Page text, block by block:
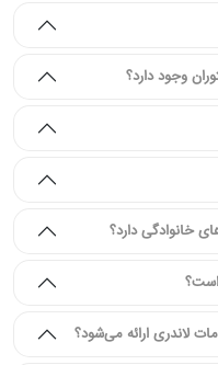
وجود دارد؟
خانوادگی دارد؟
است؟
لاندری ارائه می‌شود؟